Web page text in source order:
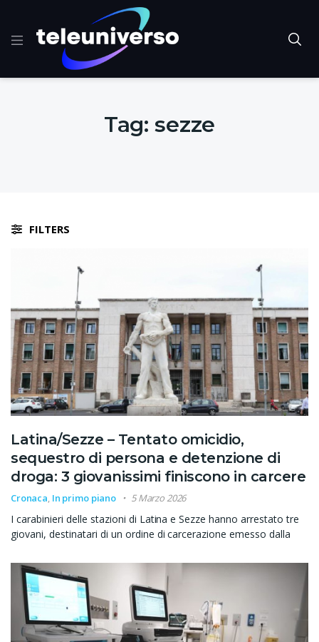
Tag: sezze
FILTERS
Latina/Sezze – Tentato omicidio,
sequestro di persona e detenzione di
droga: 3 giovanissimi finiscono in carcere
Cronaca, In primo piano 5 Marzo 2026
I carabinieri delle stazioni di Latina e Sezze hanno arrestato tre
giovani, destinatari di un ordine di carcerazione emesso dalla